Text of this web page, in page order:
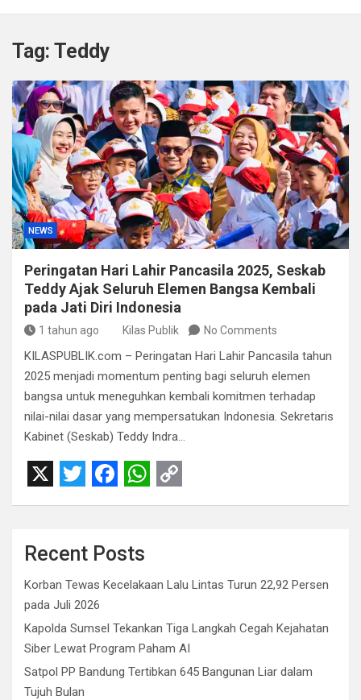
Kapolda Sumsel Tekankan Tiga Langkah Cegah
Satpol PP Bandung Tertibkan 645 Bangunan Liar dalam
Polisi Bongkar Dugaan Peredaran Sabu di Bengkulu,
Puluhan Gram Narkotika Disita
Kurir Ganja Ditangkap, Puluhan Paket Digagalkan Polisi
di Pasaman Barat
Tag: Teddy
NEWS
Peringatan Hari Lahir Pancasila 2025, Seskab
Teddy Ajak Seluruh Elemen Bangsa Kembali
pada Jati Diri Indonesia
1 tahun ago Kilas Publik No Comments
KILASPUBLIK.com – Peringatan Hari Lahir Pancasila tahun
2025 menjadi momentum penting bagi seluruh elemen
bangsa untuk meneguhkan kembali komitmen terhadap
nilai-nilai dasar yang mempersatukan Indonesia. Sekretaris
Kabinet (Seskab) Teddy Indra…
X T
i
t
t
e
r
F
c
e
b
o
o
k
W
a
t
A
p
p
C
y
i
n
k
Recent Posts
Korban Tewas Kecelakaan Lalu Lintas Turun 22,92 Persen
pada Juli 2026
Kapolda Sumsel Tekankan Tiga Langkah Cegah Kejahatan
Siber Lewat Program Paham AI
Satpol PP Bandung Tertibkan 645 Bangunan Liar dalam
Tujuh Bulan